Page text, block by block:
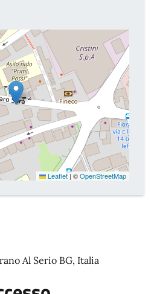
Leaflet| ©OpenStreetMap
Al Serio BG, Italia